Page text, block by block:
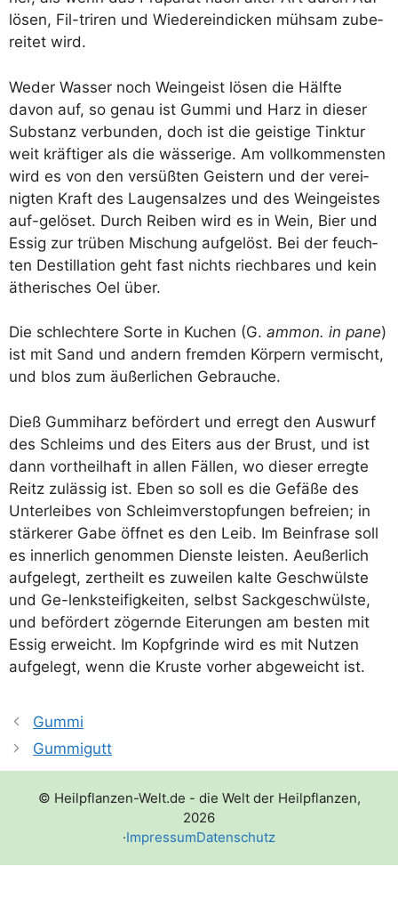
lö­sen, Fil-tri­ren und Wie­der­ein­di­cken müh­sam zube­
rei­tet wird.
Weder Was­ser noch Wein­geist lösen die Hälf­te
davon auf, so genau ist Gum­mi und Harz in die­ser
Sub­stanz ver­bun­den, doch ist die geis­ti­ge Tink­tur
weit kräf­ti­ger als die wäs­se­ri­ge. Am voll­kom­mens­ten
wird es von den ver­süß­ten Geis­tern und der ver­ei­
nig­ten Kraft des Lau­gen­sal­zes und des Wein­geis­tes
auf-gelö­set. Durch Rei­ben wird es in Wein, Bier und
Essig zur trü­ben Mischung auf­ge­löst. Bei der feuch­
ten Destil­la­ti­on geht fast nichts riech­ba­res und kein
äthe­ri­sches Oel über.
Die schlech­te­re Sor­te in Kuchen (G. ammon. in pane)
ist mit Sand und andern frem­den Kör­pern ver­mischt,
und blos zum äußer­li­chen Gebrauche.
Dieß Gum­mi­harz beför­dert und erregt den Aus­wurf
des Schleims und des Eiters aus der Brust, und ist
dann vort­heil­haft in allen Fäl­len, wo die­ser erreg­te
Reitz zuläs­sig ist. Eben so soll es die Gefä­ße des
Unter­lei­bes von Schleim­ver­stop­fun­gen befrei­en; in
stär­ke­rer Gabe öff­net es den Leib. Im Beinf­ra­se soll
es inner­lich genom­men Diens­te leis­ten. Aeu­ßer­lich
auf­ge­legt, zert­heilt es zuwei­len kal­te Geschwüls­te
und Ge-lenk­stei­fig­kei­ten, selbst Sack­ge­schwüls­te,
und beför­dert zögern­de Eite­run­gen am bes­ten mit
Essig erweicht. Im Kopf­g­rin­de wird es mit Nut­zen
auf­ge­legt, wenn die Krus­te vor­her abge­weicht ist.
Gummi
Gummigutt
© Heilpflanzen-Welt.de - die Welt der Heilpflanzen,
2026
·ImpressumDatenschutz